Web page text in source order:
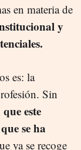
en materia de
y
es: la
Sin
este
seha
ya se recoge